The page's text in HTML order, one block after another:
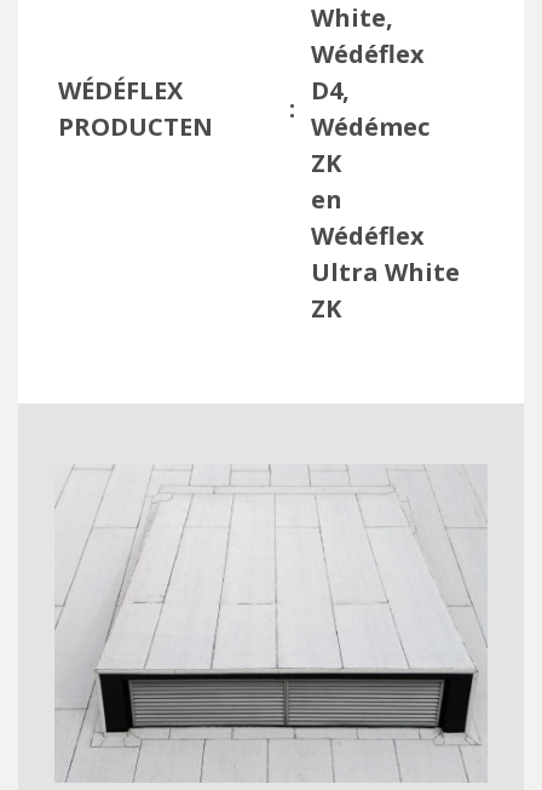
WÉDÉFLEX
PRODUCTEN
:
White,
Wédéflex
D4,
Wédémec
ZK
en
Wédéflex
Ultra White
ZK